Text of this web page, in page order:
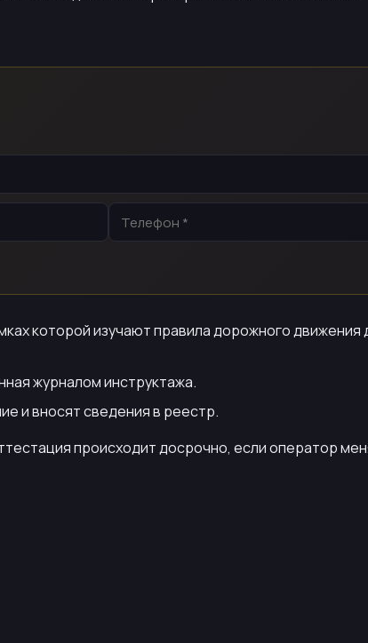
которой изучают правила дорожного движения
журналом инструктажа.
и вносят сведения в реестр.
происходит досрочно, если оператор